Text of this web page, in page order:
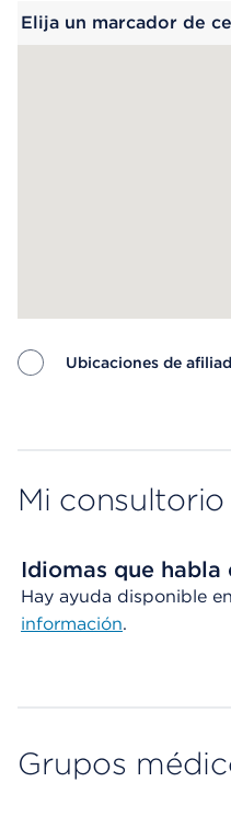
Elija un marcador de
Ubicaciones de
Mi consultorio
Idiomas que
Hay ayuda disponible
información.
Grupos